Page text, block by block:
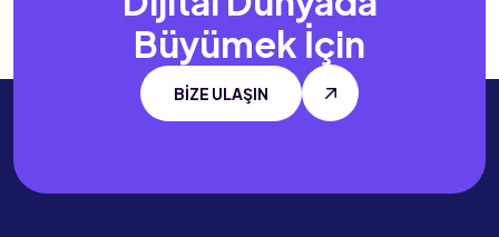
Büyümek İçin
BİZE ULAŞIN